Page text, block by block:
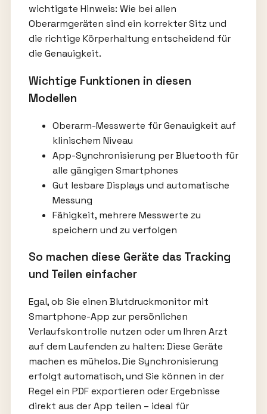
wichtigste Hinweis: Wie bei allen
Oberarmgeräten sind ein korrekter Sitz und
die richtige Körperhaltung entscheidend für
die Genauigkeit.
Wichtige Funktionen in diesen
Modellen
Oberarm-Messwerte für Genauigkeit auf
klinischem Niveau
App-Synchronisierung per Bluetooth für
alle gängigen Smartphones
Gut lesbare Displays und automatische
Messung
Fähigkeit, mehrere Messwerte zu
speichern und zu verfolgen
So machen diese Geräte das Tracking
und Teilen einfacher
Egal, ob Sie einen Blutdruckmonitor mit
Smartphone-App zur persönlichen
Verlaufskontrolle nutzen oder um Ihren Arzt
auf dem Laufenden zu halten: Diese Geräte
machen es mühelos. Die Synchronisierung
erfolgt automatisch, und Sie können in der
Regel ein PDF exportieren oder Ergebnisse
direkt aus der App teilen – ideal für